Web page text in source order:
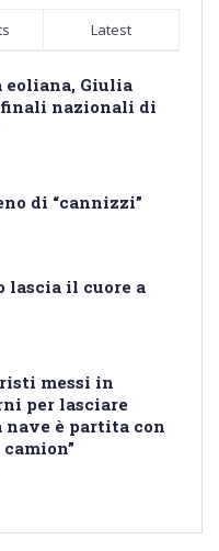
Latest
eoliana, Giulia
nazionali di
di “cannizzi”
lascia il cuore a
messi in
per lasciare
nave è partita con